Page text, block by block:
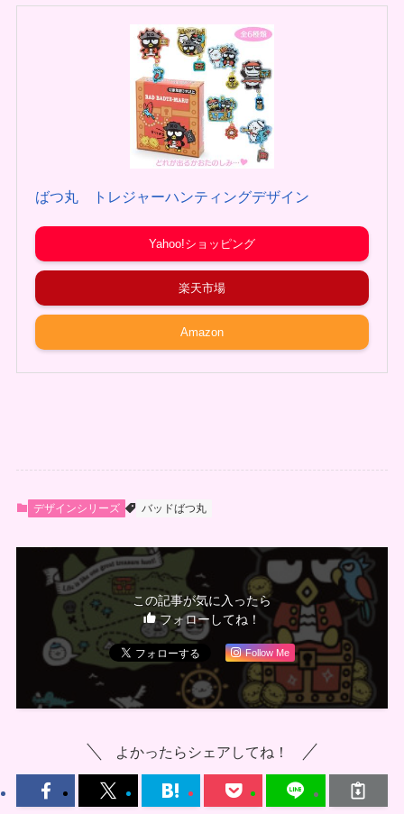
ばつ丸 トレジャーハンティングデザイン
Yahoo!ショッピング
楽天市場
Amazon
デザインシリーズ バッドばつ丸
この記事が気に入ったら
フォローしてね！
Follow Me
よかったらシェアしてね！